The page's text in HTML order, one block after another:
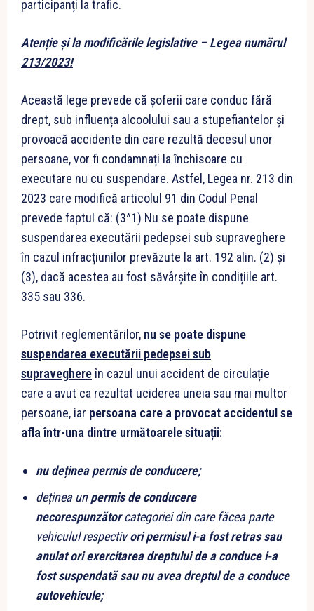
participanți la trafic.
Atenție și la modificările legislative – Legea numărul
213/2023!
Această lege prevede că șoferii care conduc fără
drept, sub influența alcoolului sau a stupefiantelor și
provoacă accidente din care rezultă decesul unor
persoane, vor fi condamnați la închisoare cu
executare nu cu suspendare. Astfel, Legea nr. 213 din
2023 care modifică articolul 91 din Codul Penal
prevede faptul că: (3^1) Nu se poate dispune
suspendarea executării pedepsei sub supraveghere
în cazul infracțiunilor prevăzute la art. 192 alin. (2) și
(3), dacă acestea au fost săvârșite în condițiile art.
335 sau 336.
Potrivit reglementărilor, nu se poate dispune
suspendarea executării pedepsei sub
supraveghereîn cazul unui accident de circulație
care a avut ca rezultat uciderea uneia sau mai multor
persoane, iar persoana care a provocat accidentul se
afla într-una dintre următoarele situații:
nu deținea permis de conducere;
deținea unpermis de conducere
necorespunzătorcategoriei din care făcea parte
vehiculul respectivori permisul i-a fost retras sau
anulat ori exercitarea dreptului de a conduce i-a
fost suspendată sau nu avea dreptul de a conduce
autovehicule;